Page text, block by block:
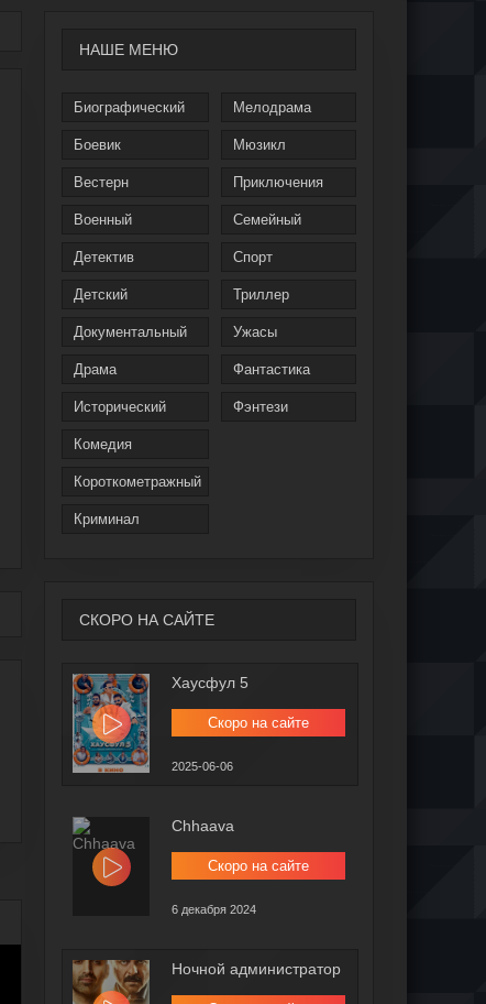
НАШЕ МЕНЮ
Биографический
Боевик
Вестерн
Военный
Детектив
Детский
Документальный
Драма
Исторический
Комедия
Короткометражный
Криминал
Мелодрама
Мюзикл
Приключения
Семейный
Спорт
Триллер
Ужасы
Фантастика
Фэнтези
СКОРО НА САЙТЕ
Хаусфул 5
Скоро на сайте
2025-06-06
Chhaava
Скоро на сайте
6 декабря 2024
Ночной администратор